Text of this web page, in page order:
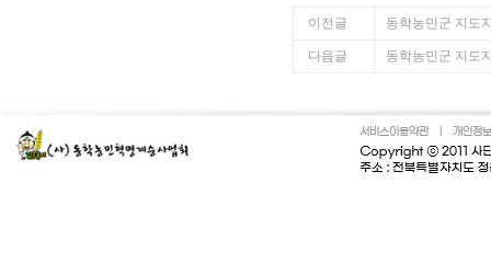
이전글 동학농민군 지도
다음글 동학농민군 지도